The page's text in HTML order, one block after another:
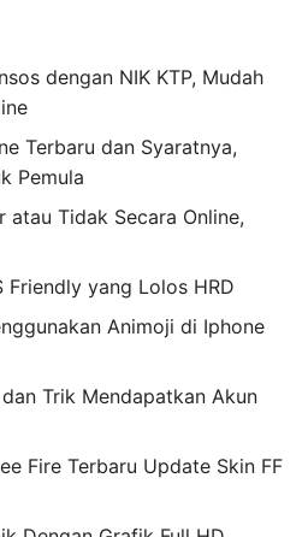
dengan NIK KTP, Mudah
Terbaru dan Syaratnya,
Pemula
atau Tidak Secara Online,
Friendly yang Lolos HRD
Animoji di Iphone
Trik Mendapatkan Akun
Fire Terbaru Update Skin FF